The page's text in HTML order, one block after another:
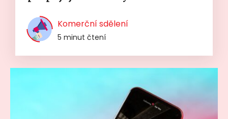
Komerční sdělení
5 minut čtení